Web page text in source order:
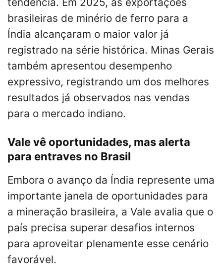
brasileiras de minério de ferro para a
Índia alcançaram o maior valor já
registrado na série histórica. Minas Gerais
também apresentou desempenho
expressivo, registrando um dos melhores
resultados já observados nas vendas
para o mercado indiano.
Vale vê oportunidades, mas alerta
para entraves no Brasil
Embora o avanço da Índia represente uma
importante janela de oportunidades para
a mineração brasileira, a Vale avalia que o
país precisa superar desafios internos
para aproveitar plenamente esse cenário
favorável.